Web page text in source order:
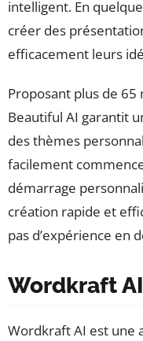
intelligent. En
créer des
efficacement leurs
Proposant plus de 65
Beautiful AI garantit
des thèmes
facilement
démarrage
création rapide et
pas d’expérience en
Wordkraft AI
Wordkraft AI est une